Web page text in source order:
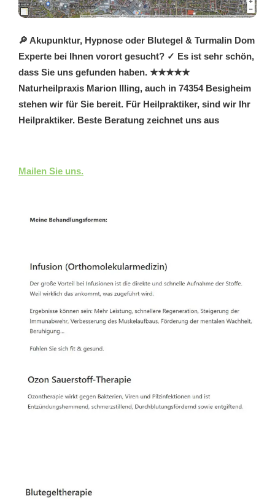
🔎 Akupunktur, Hypnose oder Blutegel & Turmalin Dom
Experte bei Ihnen vorort gesucht? ✓ Es ist sehr schön,
dass Sie uns gefunden haben. ★★★★★
Naturheilpraxis Marion Illing, auch in 74354 Besigheim
stehen wir für Sie bereit. Für Heilpraktiker, sind wir Ihr
Heilpraktiker. Beste Beratung zeichnet uns aus
Mailen Sie uns.